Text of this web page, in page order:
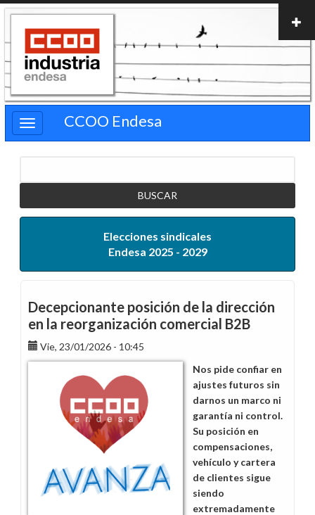
Pasar
contenido
principal
CCOO Endesa
Elecciones sindicales
Endesa 2025 - 2029
Decepcionante posición de la dirección
en la reorganización comercial B2B
Vie, 23/01/2026 - 10:45
Nos pide confiar en
ajustes futuros sin
darnos un marco ni
garantía ni control.
Su posición en
compensaciones,
vehículo y cartera
de clientes sigue
siendo
extremadamente